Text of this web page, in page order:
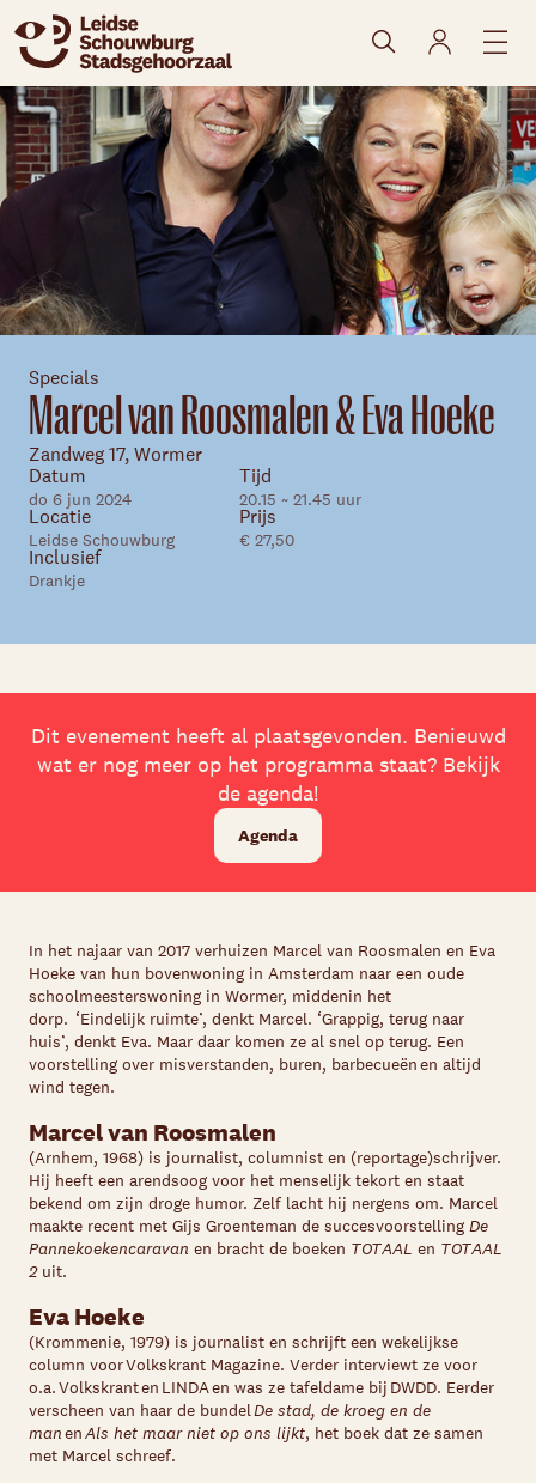
Skip navigatie
naar agenda
Specials
Marcel van Roosmalen & Eva Hoeke
Zandweg 17, Wormer
Datum
do 6 jun 2024
Tijd
20.15 ~ 21.45 uur
Locatie
Leidse Schouwburg
Prijs
€ 27,50
Inclusief
Drankje
Dit evenement heeft al plaatsgevonden. Benieuwd
wat er nog meer op het programma staat? Bekijk
de agenda!
Agenda
In het najaar van 2017 verhuizen Marcel van Roosmalen en Eva
Hoeke van hun bovenwoning in Amsterdam naar een oude
schoolmeesterswoning in Wormer, middenin het
dorp. ‘Eindelijk ruimte’, denkt Marcel. ‘Grappig, terug naar
huis’, denkt Eva. Maar daar komen ze al snel op terug. Een
voorstelling over misverstanden, buren, barbecueën en altijd
wind tegen.
Marcel van Roosmalen
(Arnhem, 1968) is journalist, columnist en (reportage)schrijver.
Hij heeft een arendsoog voor het menselijk tekort en staat
bekend om zijn droge humor. Zelf lacht hij nergens om. Marcel
maakte recent met Gijs Groenteman de succesvoorstelling De
Pannekoekencaravan en bracht de boeken TOTAAL en TOTAAL
2uit.
Eva Hoeke
(Krommenie, 1979) is journalist en schrijft een wekelijkse
column voor Volkskrant Magazine. Verder interviewt ze voor
o.a. Volkskrant en LINDA en was ze tafeldame bij DWDD. Eerder
verscheen van haar de bundelDe stad, de kroeg en de
manenAls het maar niet op ons lijkt, het boek dat ze samen
met Marcel schreef.